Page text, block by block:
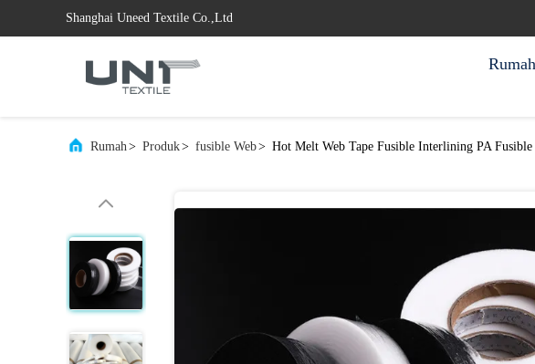
Shanghai Uneed Textile Co.,Ltd
Rumah
Rumah> Produk> fusible Web> Hot Melt Web Tape Fusible Interlining PA Fusible